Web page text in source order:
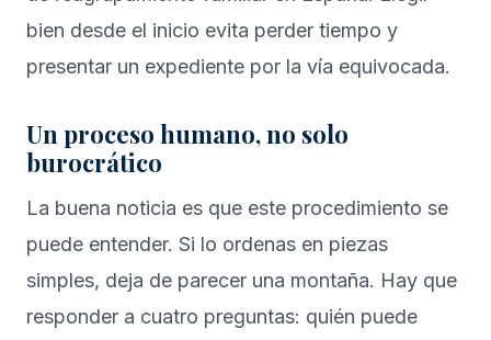
bien desde el inicio evita perder tiempo y
presentar un expediente por la vía equivocada.
Un proceso humano, no solo
burocrático
La buena noticia es que este procedimiento se
puede entender. Si lo ordenas en piezas
simples, deja de parecer una montaña. Hay que
responder a cuatro preguntas: quién puede